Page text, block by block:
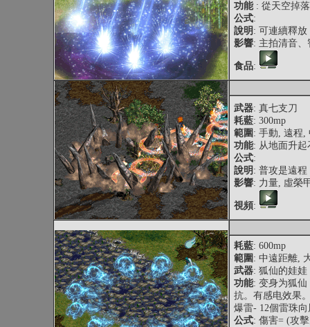
功能: 從天空掉
公式:
說明 : 可連續釋放
影響: 主拍清音、
食品:
武器: 真七支刀
耗藍: 300mp
範圍 : 手動, 遠程,
功能: 从地面升起
公式:
說明 : 普攻是遠程
影響: 力量, 虛榮
視頻:
耗藍: 600mp
範圍 : 中遠距離,
武器: 狐仙的娃娃
功能: 变身为狐仙
抗。有感电效果
爆雷- 12個雷珠
公式: 傷害= (攻